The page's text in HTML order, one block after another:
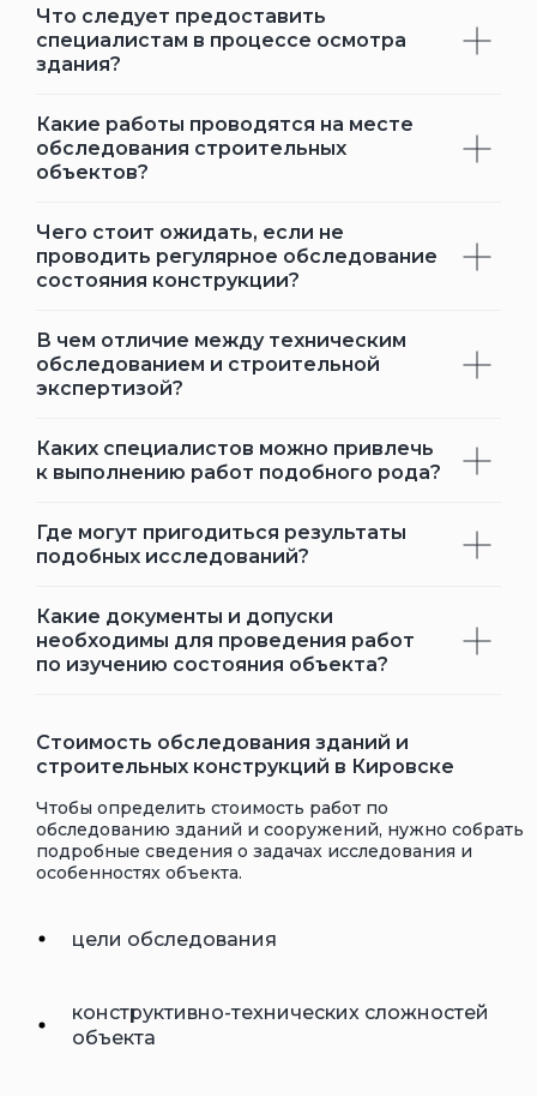
Что следует предоставить
специалистам в процессе осмотра
здания?
Какие работы проводятся на месте
обследования строительных
объектов?
Чего стоит ожидать, если не
проводить регулярное обследование
состояния конструкции?
В чем отличие между техническим
обследованием и строительной
экспертизой?
Каких специалистов можно привлечь
к выполнению работ подобного рода?
Где могут пригодиться результаты
подобных исследований?
Какие документы и допуски
необходимы для проведения работ
по изучению состояния объекта?
Стоимость обследования зданий и
строительных конструкций в Кировске
Чтобы определить стоимость работ по
обследованию зданий и сооружений, нужно собрать
подробные сведения о задачах исследования и
особенностях объекта.
цели обследования
конструктивно-технических сложностей
объекта